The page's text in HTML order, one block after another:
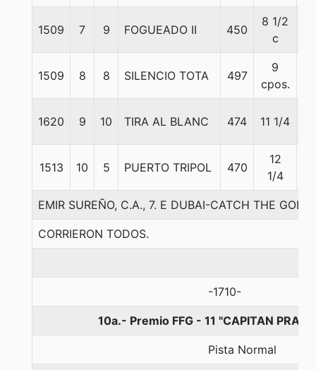
1509 7 9 FOGUEADO II 450
8 1/2
c
1509 8 8 SILENCIO TOTA 497
9
cpos.
1620 9 10 TIRA AL BLANC 474 11 1/4
1513 10 5 PUERTO TRIPOL 470
12
1/4
EMIR SUREÑO, C.A., 7. E DUBAI-CATCH THE
CORRIERON TODOS.
-1710-
10a.- Premio FFG - 11 "CAPITAN
Pista Normal